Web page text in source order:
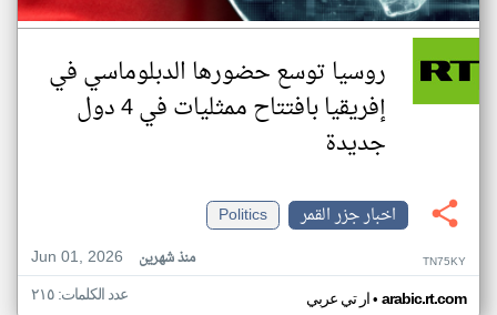
روسيا توسع حضورها الدبلوماسي في
إفريقيا بافتتاح ممثليات في 4 دول
جديدة
اخبار جزر القمر
Politics
Jun 01, 2026
منذ شهرين TN75KY
ار تي عربي• arabic.rt.com عدد الكلمات: ٢١٥